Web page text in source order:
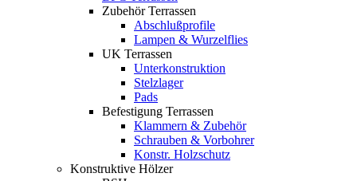
Zubehör Terrassen
Abschlußprofile
Lampen & Wurzelflies
UK Terrassen
Unterkonstruktion
Stelzlager
Pads
Befestigung Terrassen
Klammern & Zubehör
Schrauben & Vorbohrer
Konstr. Holzschutz
Konstruktive Hölzer